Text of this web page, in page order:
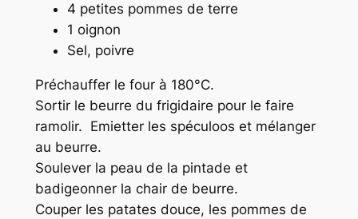
4 petites pommes de terre
1 oignon
Sel, poivre
Préchauffer le four à 180°C.
Sortir le beurre du frigidaire pour le faire
ramolir. Emietter les spéculoos et mélanger
au beurre.
Soulever la peau de la pintade et
badigeonner la chair de beurre.
Couper les patates douce, les pommes de